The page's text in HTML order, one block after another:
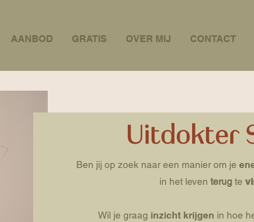
AANBOD GRATIS OVER MIJ CONTACT
Uitdokter
Ben jij op zoek naar een manier om je
in het leven terugte
Wil je graag inzicht krijgen in hoe